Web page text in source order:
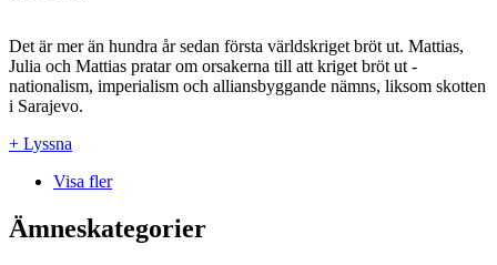
Det är mer än hundra år sedan första världskriget bröt ut. Mattias,
Julia och Mattias pratar om orsakerna till att kriget bröt ut -
nationalism, imperialism och alliansbyggande nämns, liksom skotten
i Sarajevo.
+ Lyssna
Visa fler
Ämneskategorier